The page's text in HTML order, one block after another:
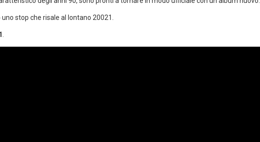
stop che risale al lontano 20021.
.